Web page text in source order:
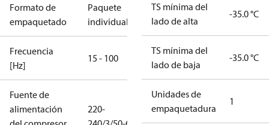
Formato de
empaquetado
Paquete
individual
Frecuencia
[Hz]
15 - 100
Fuente de
alimentación
220-
TS mínima del
lado de alta
-35.0 °C
TS mínima del
lado de baja
-35.0 °C
Unidades de
empaquetadura
1